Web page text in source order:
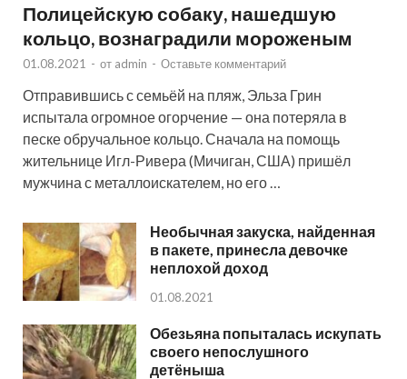
Полицейскую собаку, нашедшую
кольцо, вознаградили мороженым
01.08.2021 - от admin - Оставьте комментарий
Отправившись с семьёй на пляж, Эльза Грин
испытала огромное огорчение — она потеряла в
песке обручальное кольцо. Сначала на помощь
жительнице Игл-Ривера (Мичиган, США) пришёл
мужчина с металлоискателем, но его …
Необычная закуска, найденная
в пакете, принесла девочке
неплохой доход
01.08.2021
Обезьяна попыталась искупать
своего непослушного
детёныша